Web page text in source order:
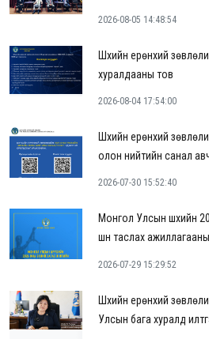
2026-08-05 14:48:54
Шүүхийн ерөнхий
хуралдааны тов
2026-08-04 17:54:00
Шүүхийн ерөнхий
олон нийтийн санал
2026-07-30 15:52:40
Монгол Улсын шүүхийн
шүүн таслах
2026-07-29 15:29:52
Шүүхийн ерөнхий
Улсын бага хуралд